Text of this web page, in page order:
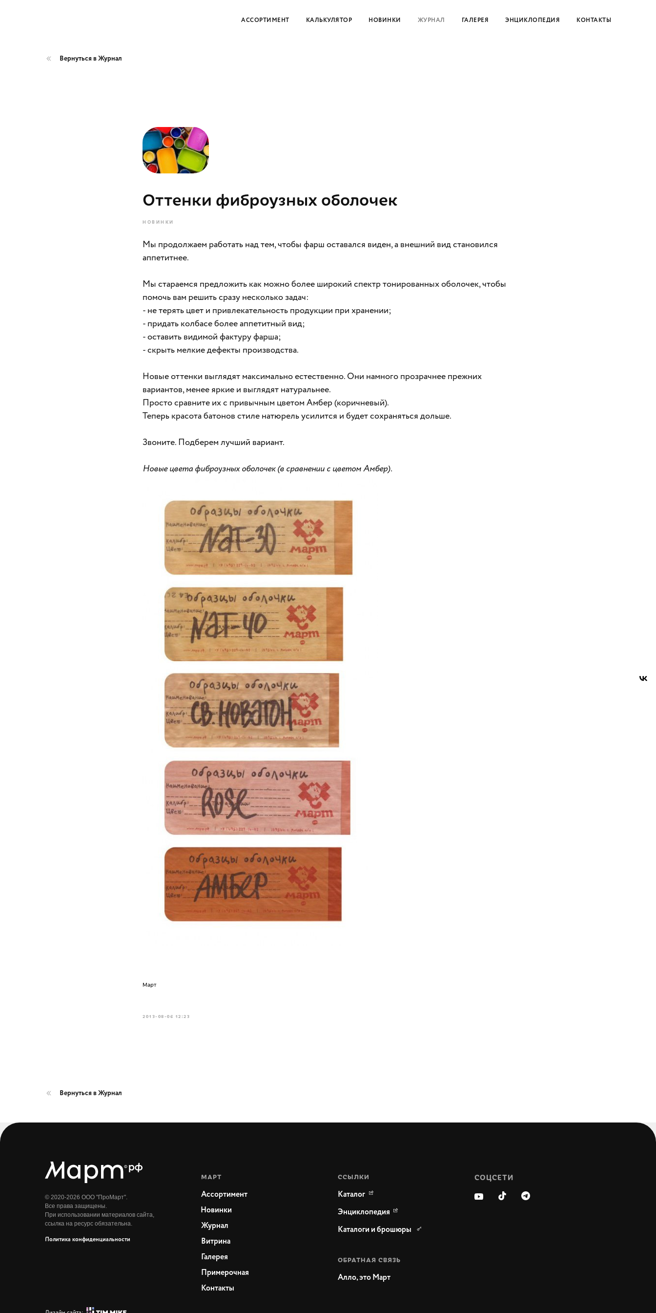
АССОРТИМЕНТ КАЛЬКУЛЯТОР НОВИНКИ ЖУРНАЛ ГАЛЕРЕЯ ЭНЦИКЛОПЕДИЯ КОНТАКТЫ
Вернуться в Журнал
Оттенки фиброузных оболочек
НОВИНКИ
Мы продолжаем работать над тем, чтобы фарш оставался виден, а внешний вид становился
аппетитнее.
Мы стараемся предложить как можно более широкий спектр тонированных оболочек, чтобы
помочь вам решить сразу несколько задач:
- не терять цвет и привлекательность продукции при хранении;
- придать колбасе более аппетитный вид;
- оставить видимой фактуру фарша;
- скрыть мелкие дефекты производства.
Новые оттенки выглядят максимально естественно. Они намного прозрачнее прежних
вариантов, менее яркие и выглядят натуральнее.
Просто сравните их с привычным цветом Амбер (коричневый).
Теперь красота батонов стиле натюрель усилится и будет сохраняться дольше.
Звоните. Подберем лучший вариант.
Новые цвета фиброузных оболочек (в сравнении с цветом Амбер).
Март
2013-08-06 12:23
Вернуться в Журнал
ССЫЛКИ
МАРТ
© 2020-2026 ООО "ПроМарт".
Все права защищены.
При использовании материалов сайта,
ссылка на ресурс обязательна.
Ассортимент
Новинки
Журнал
Витрина
Галерея
Энциклопедия
ОБРАТНАЯ СВЯЗЬ
Политика конфиденциальности
Примерочная
Контакты
Каталог
СОЦСЕТИ
Каталоги и брошюры
Алло, это Март